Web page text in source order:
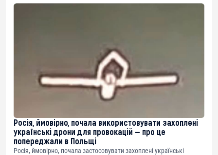
Росія, ймовірно, почала використовувати захоплені
українські дрони для провокацій — про це
попереджали в Польщі
Росія, ймовірно, почала застосовувати захоплені українські